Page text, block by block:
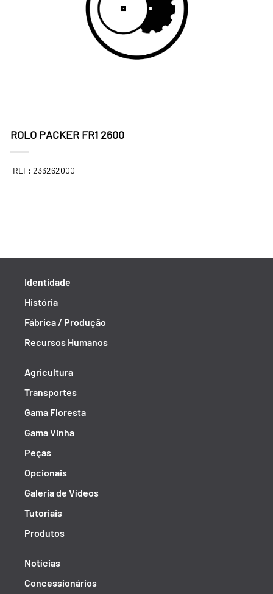
ROLO PACKER FR1 2600
REF: 233262000
Identidade
História
Fábrica / Produção
Recursos Humanos
Agricultura
Transportes
Gama Floresta
Gama Vinha
Peças
Opcionais
Galeria de Vídeos
Tutoriais
Produtos
Notícias
Concessionários